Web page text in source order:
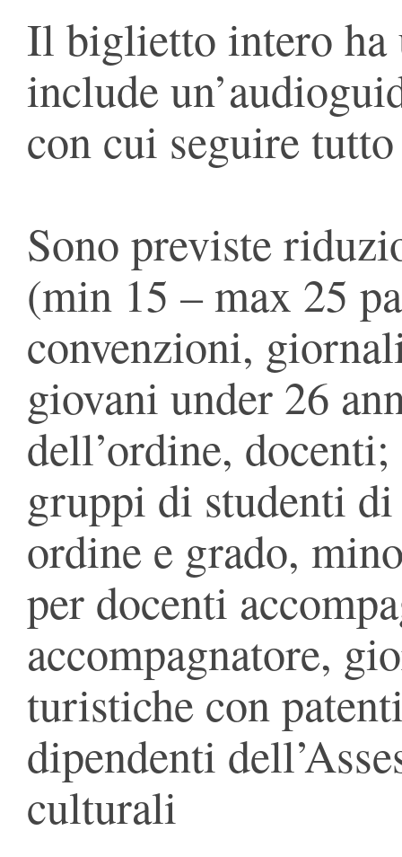
Il biglietto intero ha
include
con cui seguire
Sono previste
(min 15 – max 25
convenzioni,
giovani under 26
dell’ordine,
gruppi di studenti
ordine e grado,
per docenti
accompagnatore,
turistiche con
dipendenti
culturali